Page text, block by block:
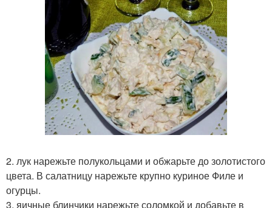
2. лук нарежьте полукольцами и обжарьте до золотистого
цвета. В салатницу нарежьте крупно куриное Филе и
огурцы.
3. яичные блинчики нарежьте соломкой и добавьте в